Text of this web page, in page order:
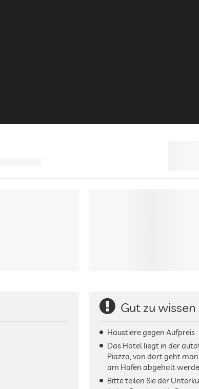
Gut zu wissen
Haustiere gegen Aufpreis
Das Hotel liegt in der
Piazza, von dort geht
am Hafen abgeholt
Bitte teilen Sie der